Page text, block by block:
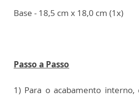
Base - 18,5 cm x 18,0 cm (1x)
Passo a Passo
1) Para o acabamento